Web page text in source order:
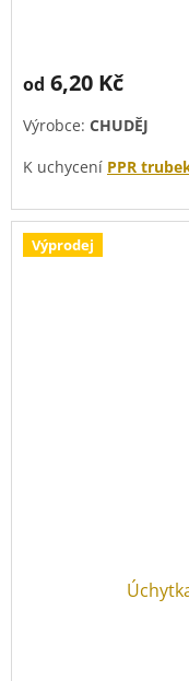
od 6,20 Kč
Výrobce: CHUDĚJ
K uchycení PPR
Výprodej